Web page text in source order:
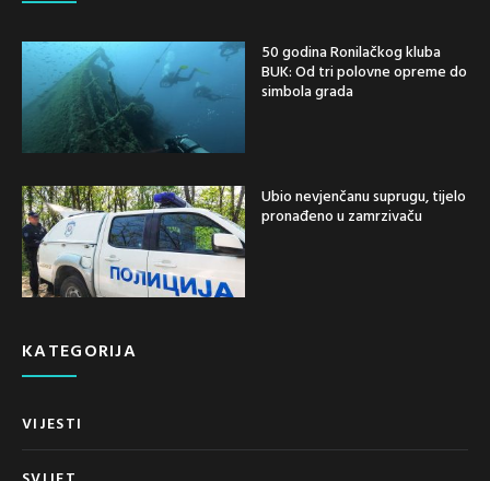
50 godina Ronilačkog kluba
BUK: Od tri polovne opreme do
simbola grada
Ubio nevjenčanu suprugu, tijelo
pronađeno u zamrzivaču
KATEGORIJA
VIJESTI